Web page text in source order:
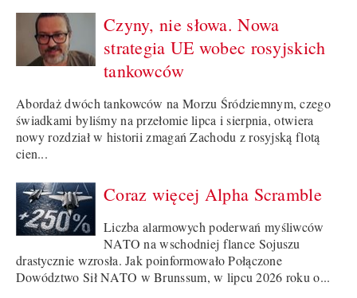
Czyny, nie słowa. Nowa
strategia UE wobec rosyjskich
tankowców
Abordaż dwóch tankowców na Morzu Śródziemnym, czego
świadkami byliśmy na przełomie lipca i sierpnia, otwiera
nowy rozdział w historii zmagań Zachodu z rosyjską flotą
cien...
Coraz więcej Alpha Scramble
Liczba alarmowych poderwań myśliwców
NATO na wschodniej flance Sojuszu
drastycznie wzrosła. Jak poinformowało Połączone
Dowództwo Sił NATO w Brunssum, w lipcu 2026 roku o...